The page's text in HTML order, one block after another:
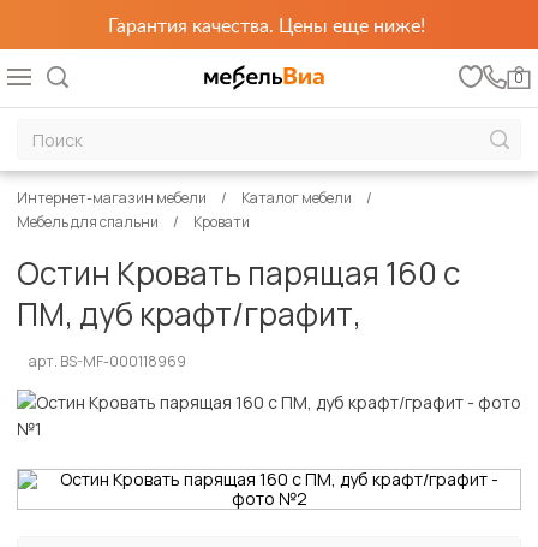
Гарантия качества. Цены еще ниже!
0
Интернет-магазин мебели
Каталог мебели
Мебель для спальни
Кровати
Остин Кровать парящая 160 с
ПМ, дуб крафт/графит,
арт. BS-MF-000118969